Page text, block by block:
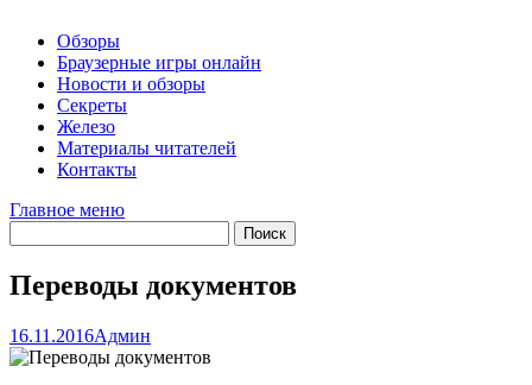
Обзоры
Браузерные игры онлайн
Новости и обзоры
Секреты
Железо
Материалы читателей
Контакты
Главное меню
Переводы документов
16.11.2016Админ